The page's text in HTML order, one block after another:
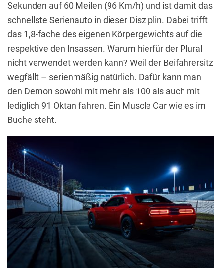
Sekunden auf 60 Meilen (96 Km/h) und ist damit das
schnellste Serienauto in dieser Disziplin. Dabei trifft
das 1,8-fache des eigenen Körpergewichts auf die
respektive den Insassen. Warum hierfür der Plural
nicht verwendet werden kann? Weil der Beifahrersitz
wegfällt – serienmäßig natürlich. Dafür kann man
den Demon sowohl mit mehr als 100 als auch mit
lediglich 91 Oktan fahren. Ein Muscle Car wie es im
Buche steht.